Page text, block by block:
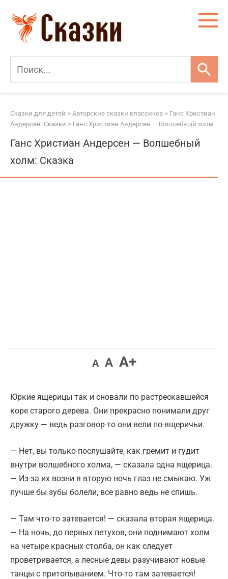
контенту
Сказки для детей > Авторские сказки классиков > Ганс Христиан
Андерсен: Сказки > Ганс Христиан Андерсен — Волшебный холм
Ганс Христиан Андерсен — Волшебный
холм: Сказка
AУменьшить
AВернуть
A+Увеличить
Юркие ящерицы так и сновали по растрескавшейся
коре старого дерева. Они прекрасно понимали друг
дружку — ведь разговор-то они вели по-ящеричьи.
— Нет, вы только послушайте, как гремит и гудит
внутри волшебного холма, — сказала одна ящерица.
— Из-за их возни я вторую ночь глаз не смыкаю. Уж
лучше бы зубы болели, все равно ведь не спишь.
— Там что-то затевается! — сказала вторая ящерица.
— На ночь, до первых петухов, они поднимают холм
на четыре красных столба, он как следует
проветривается, а лесные девы разучивают новые
танцы с притопыванием. Что-то там затевается!